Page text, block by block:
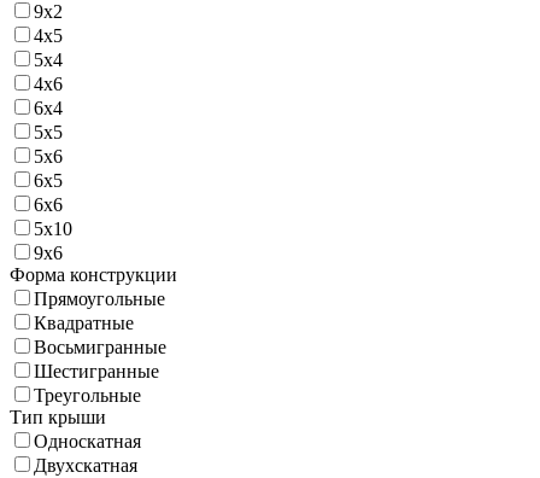
9х2
4х5
5х4
4х6
6х4
5х5
5х6
6х5
6х6
5х10
9х6
Форма конструкции
Прямоугольные
Квадратные
Восьмигранные
Шестигранные
Треугольные
Тип крыши
Односкатная
Двухскатная